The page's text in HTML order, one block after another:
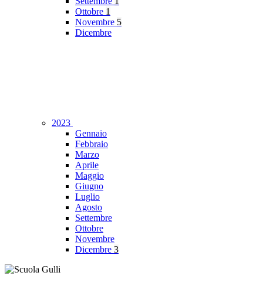
Ottobre 1
Novembre 5
Dicembre
2023
Gennaio
Febbraio
Marzo
Aprile
Maggio
Giugno
Luglio
Agosto
Settembre
Ottobre
Novembre
Dicembre 3